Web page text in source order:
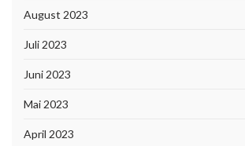
August 2023
Juli 2023
Juni 2023
Mai 2023
April 2023